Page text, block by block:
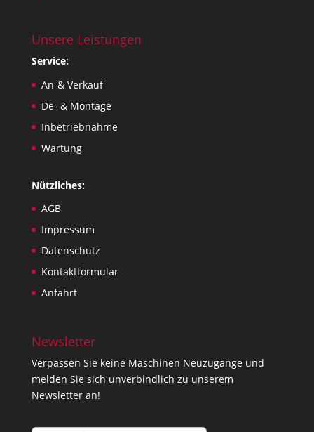
Unsere Leistungen
Service:
An-& Verkauf
De- & Montage
Inbetriebnahme
Wartung
Nützliches:
AGB
Impressum
Datenschutz
Kontaktformular
Anfahrt
Newsletter
Verpassen Sie keine Maschinen Neuzugänge und
melden Sie sich unverbindlich zu unserem
Newsletter an!